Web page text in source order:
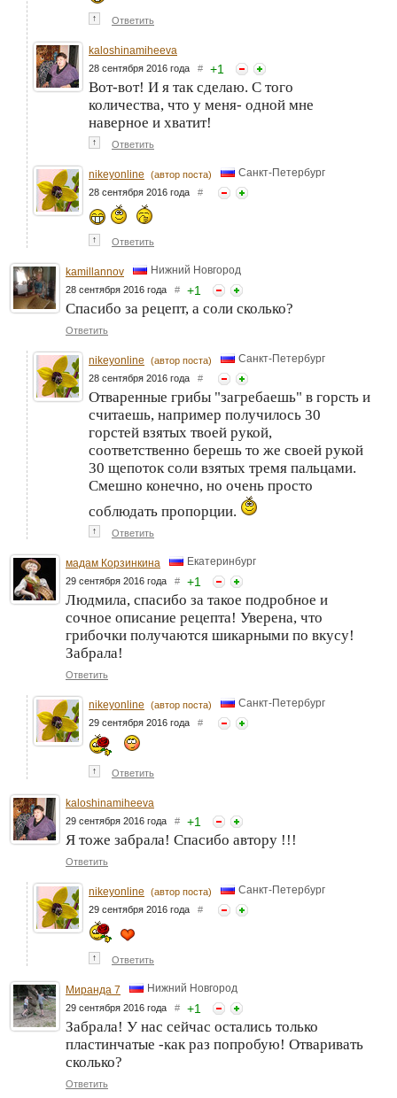
↑ Ответить
kaloshinamiheeva
28 сентября 2016 года # +1
Вот-вот! И я так сделаю. С того
количества, что у меня- одной мне
наверное и хватит!
↑ Ответить
nikeyonline (автор поста) Санкт-Петербург
28 сентября 2016 года #
↑ Ответить
kamillannov Нижний Новгород
28 сентября 2016 года # +1
Спасибо за рецепт, а соли сколько?
Ответить
nikeyonline (автор поста) Санкт-Петербург
28 сентября 2016 года #
Отваренные грибы "загребаешь" в горсть и
считаешь, например получилось 30
горстей взятых твоей рукой,
соответственно берешь то же своей рукой
30 щепоток соли взятых тремя пальцами.
Смешно конечно, но очень просто
соблюдать пропорции.
↑ Ответить
мадам Корзинкина Екатеринбург
29 сентября 2016 года # +1
Людмила, спасибо за такое подробное и
сочное описание рецепта! Уверена, что
грибочки получаются шикарными по вкусу!
Забрала!
Ответить
nikeyonline (автор поста) Санкт-Петербург
29 сентября 2016 года #
↑ Ответить
kaloshinamiheeva
29 сентября 2016 года # +1
Я тоже забрала! Спасибо автору !!!
Ответить
nikeyonline (автор поста) Санкт-Петербург
29 сентября 2016 года #
↑ Ответить
Миранда 7 Нижний Новгород
29 сентября 2016 года # +1
Забрала! У нас сейчас остались только
пластинчатые -как раз попробую! Отваривать
сколько?
Ответить